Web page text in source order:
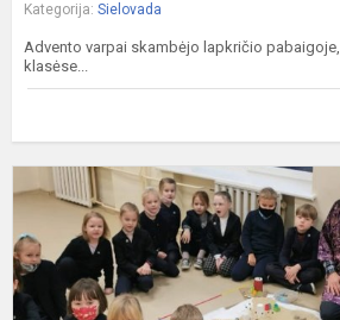
Kategorija: Sielovada
Advento varpai skambėjo lapkričio
klasėse...